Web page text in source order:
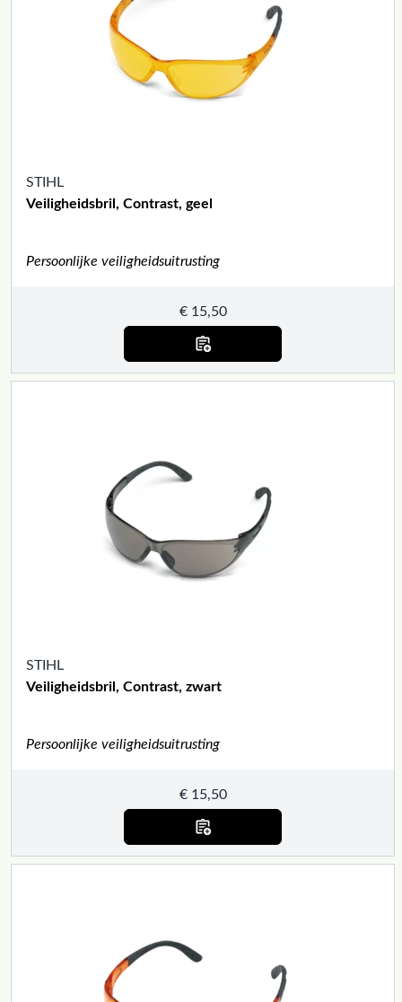
STIHL
Veiligheidsbril, Contrast, geel
Persoonlijke veiligheidsuitrusting
€15,50
STIHL
Veiligheidsbril, Contrast, zwart
Persoonlijke veiligheidsuitrusting
€15,50